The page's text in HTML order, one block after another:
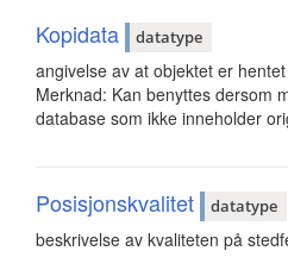
Kopidata datatype
angivelse av at objektet er
Merknad: Kan benyttes dersom
database som ikke inneholder
Posisjonskvalitet datatype
beskrivelse av kvaliteten på